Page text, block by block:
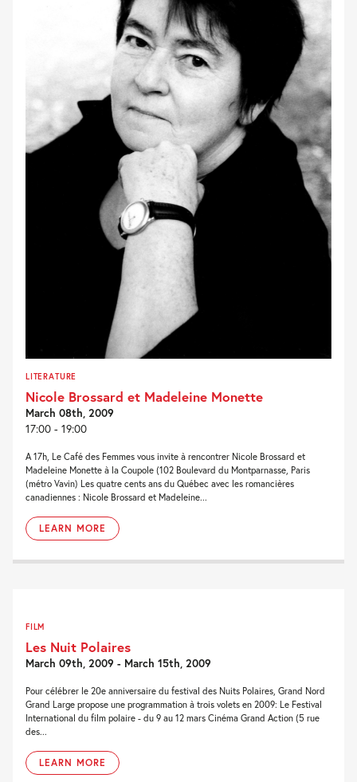
LITERATURE
Nicole Brossard et Madeleine Monette
March 08th, 2009
17:00 - 19:00
A 17h, Le Café des Femmes vous invite à rencontrer Nicole Brossard et
Madeleine Monette à la Coupole (102 Boulevard du Montparnasse, Paris
(métro Vavin) Les quatre cents ans du Québec avec les romancières
canadiennes : Nicole Brossard et Madeleine...
LEARN MORE
FILM
Les Nuit Polaires
March 09th, 2009 - March 15th, 2009
Pour célébrer le 20e anniversaire du festival des Nuits Polaires, Grand Nord
Grand Large propose une programmation à trois volets en 2009: Le Festival
International du film polaire - du 9 au 12 mars Cinéma Grand Action (5 rue
des...
LEARN MORE